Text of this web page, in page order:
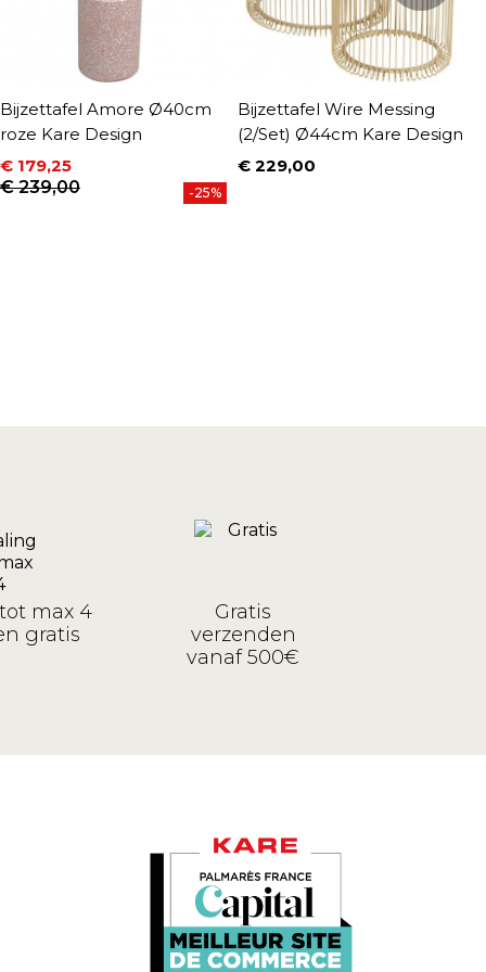
Bijzettafel Amore Ø40cm
roze Kare Design
Prijs
€ 179,25
Normale prijs
€ 239,00 -25%
Bijzettafel Wire Messing
(2/Set) Ø44cm Kare Design
Prijs
€ 229,00
max 4
gratis
Gratis
verzenden
vanaf 500€